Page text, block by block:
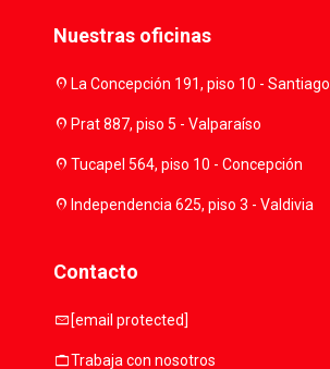
Nuestras oficinas
location_onLa Concepción 191, piso 10 - Santiago
location_onPrat 887, piso 5 - Valparaíso
location_onTucapel 564, piso 10 - Concepción
location_onIndependencia 625, piso 3 - Valdivia
Contacto
mail [email protected]
workTrabaja con nosotros